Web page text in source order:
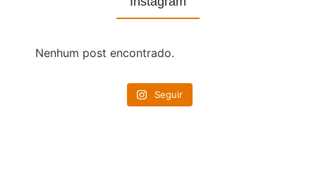
Nenhum post encontrado.
Seguir